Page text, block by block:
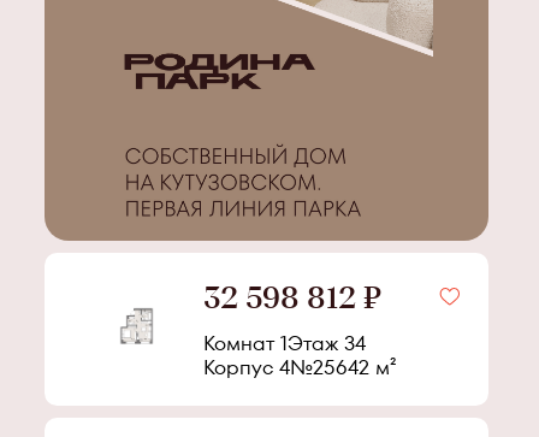
32 598 812 ₽
Комнат 1Этаж 34
Корпус 4№25642м²